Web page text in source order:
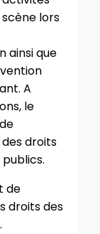
lors
ainsi que
A
le
droits
de
droits des